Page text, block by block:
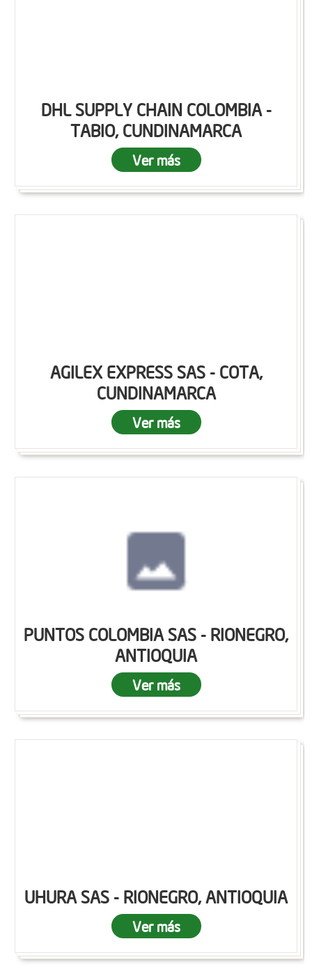
DHL SUPPLY CHAIN COLOMBIA -
TABIO, CUNDINAMARCA
Ver más
AGILEX EXPRESS SAS - COTA,
CUNDINAMARCA
Ver más
PUNTOS COLOMBIA SAS - RIONEGRO,
ANTIOQUIA
Ver más
UHURA SAS - RIONEGRO, ANTIOQUIA
Ver más